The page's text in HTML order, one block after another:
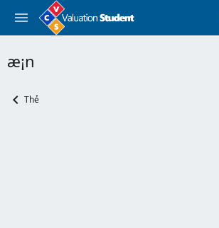
æ¡n
Thẻ